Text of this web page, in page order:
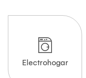
Electrohogar